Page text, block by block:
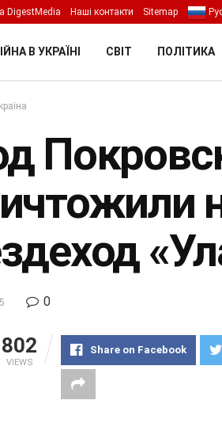
DigestMedia Наші контакти Sitemap
В УКРАЇНІ СВІТ ПОЛІТИКА
0
802
VIEWS
Share on Facebook